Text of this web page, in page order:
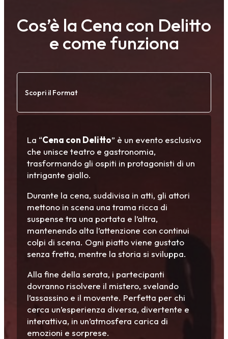
Cos’è la Cena con Delitto
e come funziona
Scopri il Format
La “Cena con Delitto” è un evento esclusivo
che unisce teatro e gastronomia,
trasformando gli ospiti in protagonisti di un
intrigante giallo.
Durante la cena, suddivisa in atti, gli attori
mettono in scena una trama ricca di
suspense tra una portata e l’altra,
mantenendo alta l’attenzione con continui
colpi di scena. Ogni piatto viene gustato
senza fretta, mentre la storia si sviluppa.
Alla fine della serata, i partecipanti
dovranno risolvere il mistero, svelando
l’assassino e il movente. Perfetta per chi
cerca un’esperienza diversa, divertente e
interattiva, in un’atmosfera carica di
emozioni e sorprese.